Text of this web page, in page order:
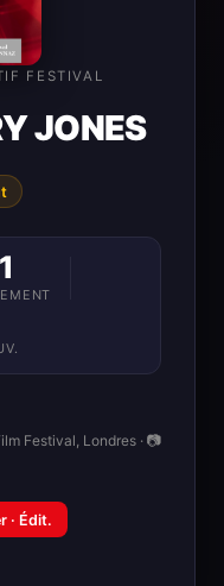
FESTIVAL
JONES
1
Festival, Londres · 📷
· Édit.